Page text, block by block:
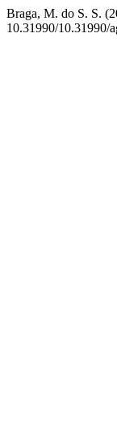
Braga, M. do S. S.
10.31990/10.31990/